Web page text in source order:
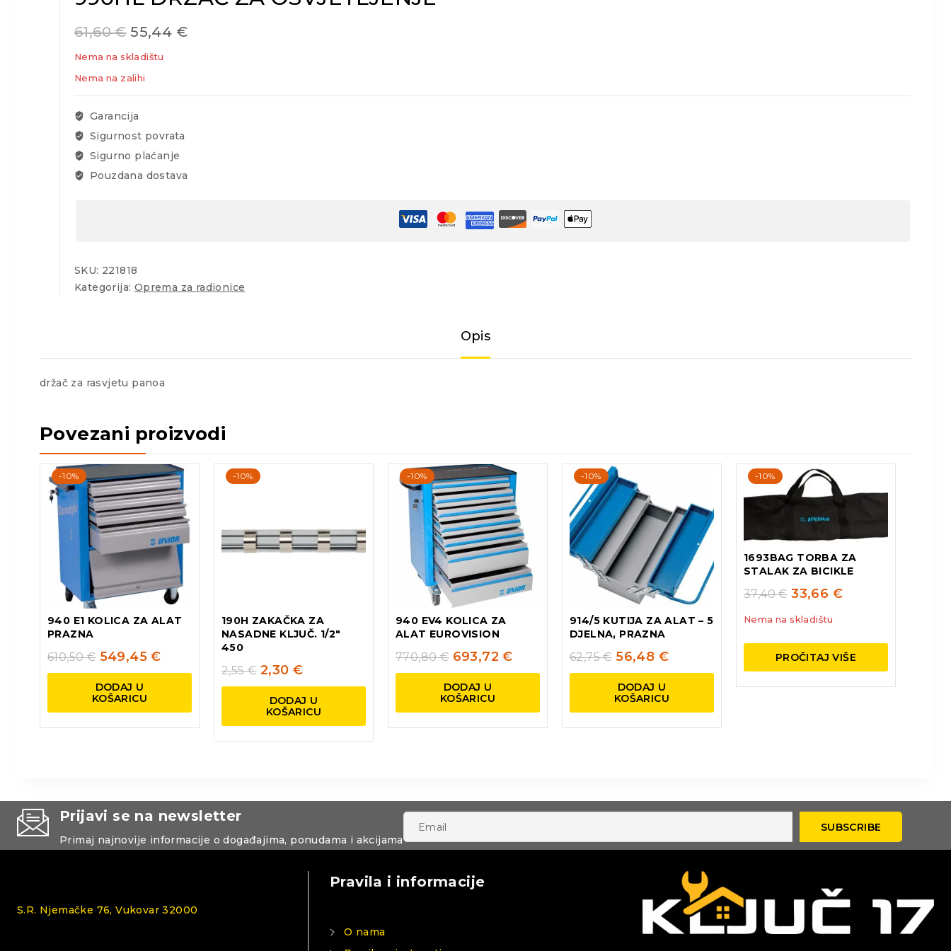
61,60€ 55,44 €
Nema na skladištu
Nema na zalihi
Garancija
Sigurnost povrata
Sigurno plaćanje
Pouzdana dostava
SKU: 221818
Kategorija: Oprema za radionice
Opis
držač za rasvjetu panoa
Povezani proizvodi
-10%
940 E1 KOLICA ZA ALAT
PRAZNA
610,50€ 549,45€
DODAJ U
KOŠARICU
-10%
190H ZAKAČKA ZA
NASADNE KLJUČ. 1/2″
450
2,55€ 2,30 €
DODAJ U
KOŠARICU
-10%
940 EV4 KOLICA ZA
ALAT EUROVISION
770,80€ 693,72€
DODAJ U
KOŠARICU
-10%
914/5 KUTIJA ZA ALAT – 5
DJELNA, PRAZNA
62,75€ 56,48 €
DODAJ U
KOŠARICU
-10%
1693BAG TORBA ZA
STALAK ZA BICIKLE
37,40€ 33,66 €
Nema na skladištu
PROČITAJ VIŠE
Prijavi se na newsletter
Primaj najnovije informacije o događajima, ponudama i akcijama
S.R. Njemačke 76, Vukovar 32000
Pravila i informacije
O nama